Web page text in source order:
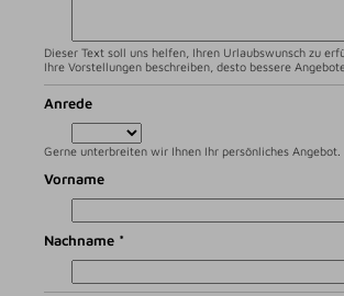
Dieser Text soll uns helfen, Ihren Urlaubswunsch zu
Ihre Vorstellungen beschreiben, desto bessere
Anrede
Gerne unterbreiten wir Ihnen Ihr persönliches Angebot.
Vorname
Nachname *